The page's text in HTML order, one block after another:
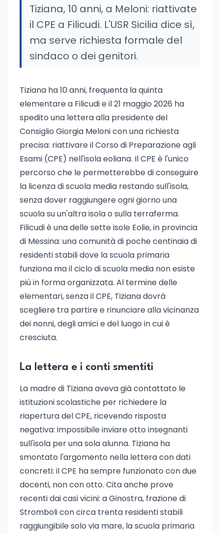
Tiziana, 10 anni, a Meloni: riattivate
il CPE a Filicudi. L'USR Sicilia dice sì,
ma serve richiesta formale del
sindaco o dei genitori.
Tiziana ha 10 anni, frequenta la quinta
elementare a Filicudi e il 21 maggio 2026 ha
spedito una lettera alla presidente del
Consiglio Giorgia Meloni con una richiesta
precisa: riattivare il Corso di Preparazione agli
Esami (CPE) nell'isola eoliana. Il CPE è l'unico
percorso che le permetterebbe di conseguire
la licenza di scuola media restando sull'isola,
senza dover raggiungere ogni giorno una
scuola su un'altra isola o sulla terraferma.
Filicudi è una delle sette isole Eolie, in provincia
di Messina: una comunità di poche centinaia di
residenti stabili dove la scuola primaria
funziona ma il ciclo di scuola media non esiste
più in forma organizzata. Al termine delle
elementari, senza il CPE, Tiziana dovrà
scegliere tra partire e rinunciare alla vicinanza
dei nonni, degli amici e del luogo in cui è
cresciuta.
La lettera e i conti smentiti
La madre di Tiziana aveva già contattato le
istituzioni scolastiche per richiedere la
riapertura del CPE, ricevendo risposta
negativa: impossibile inviare otto insegnanti
sull'isola per una sola alunna. Tiziana ha
smontato l'argomento nella lettera con dati
concreti: il CPE ha sempre funzionato con due
docenti, non con otto. Cita anche prove
recenti dai casi vicini: a Ginostra, frazione di
Stromboli con circa trenta residenti stabili
raggiungibile solo via mare, la scuola primaria